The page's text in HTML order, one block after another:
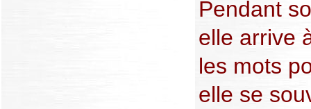
Pendant
elle arrive
les mots
elle se